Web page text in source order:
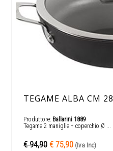
TEGAME ALBA CM 28
Produttore: Ballarini 1889
Tegame 2 maniglie + coperchio Ø ...
€ 94,90 € 75,90 (Iva Inc)